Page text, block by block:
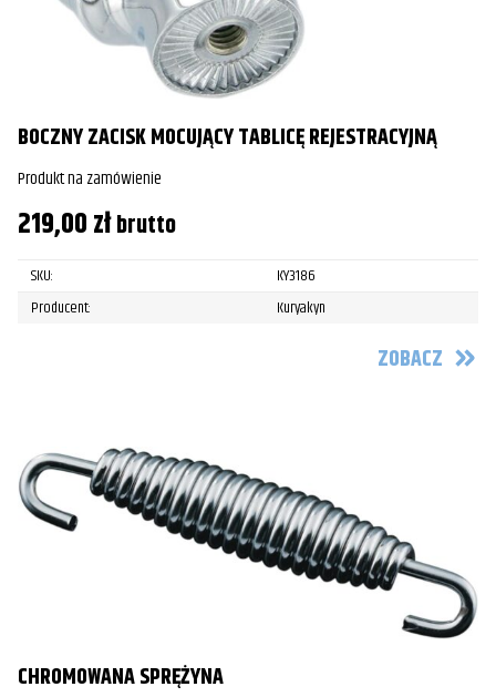
BOCZNY ZACISK MOCUJĄCY TABLICĘ REJESTRACYJNĄ
Produkt na zamówienie
219,00złbrutto
SKU:
KY3186
Producent:
Kuryakyn
ZOBACZ
CHROMOWANA SPRĘŻYNA